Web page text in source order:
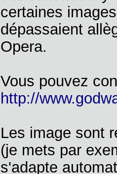
certaines
dépassaient
Opera.
Vous pouvez
http://
Les image sont
(je mets par
s'adapte